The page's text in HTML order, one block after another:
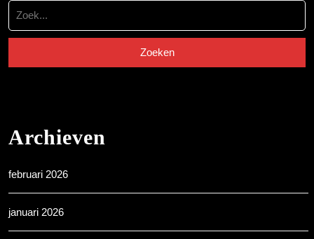
Zoek
naar:
Archieven
februari 2026
januari 2026